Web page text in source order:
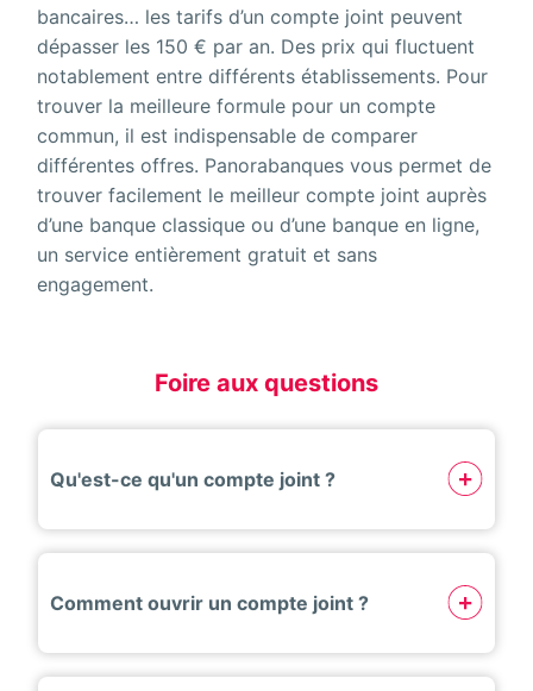
bancaires… les tarifs d’un compte joint peuvent
dépasser les 150 € par an. Des prix qui fluctuent
notablement entre différents établissements. Pour
trouver la meilleure formule pour un compte
commun, il est indispensable de comparer
différentes offres. Panorabanques vous permet de
trouver facilement le meilleur compte joint auprès
d’une banque classique ou d’une banque en ligne,
un service entièrement gratuit et sans
engagement.
Foire aux questions
Qu'est-ce qu'un compte joint ?
Comment ouvrir un compte joint ?